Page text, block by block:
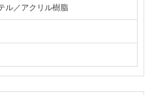
ル／アクリル樹脂